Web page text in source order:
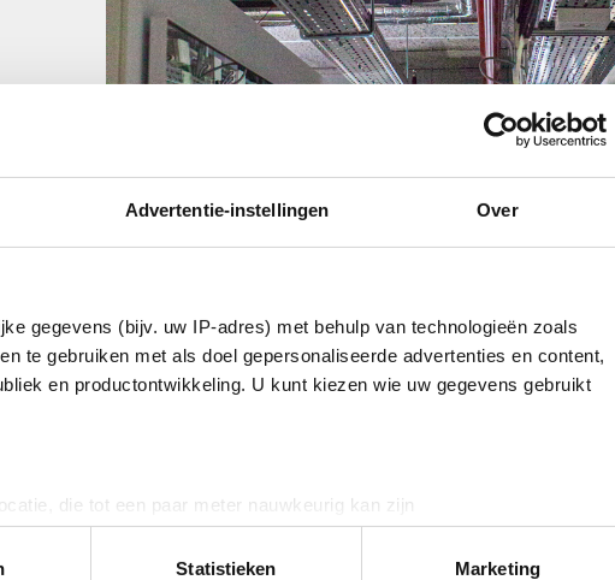
Advertentie-instellingen Over
gegevens (bijv. uw IP-adres) met behulp van technologieën zoals
te gebruiken met als doel gepersonaliseerde advertenties en content,
en productontwikkeling. U kunt kiezen wie uw gegevens gebruikt
die tot een paar meter nauwkeurig kan zijn
op specifieke eigenschappen (fingerprinting)
verwerkt en stel uw voorkeuren in het
detailgedeeltein. U kunt uw
Statistieken Marketing